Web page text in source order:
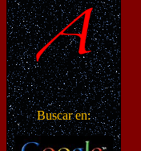
Buscar en: